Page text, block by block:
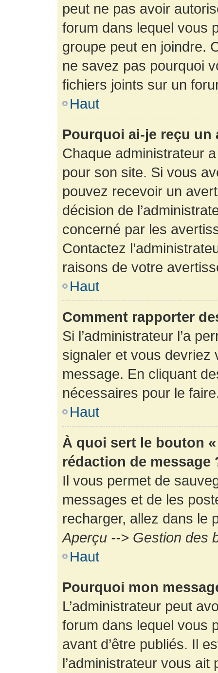
peut ne pas avoir
forum dans lequel vous
groupe peut en joindre.
ne savez pas pourquoi
fichiers joints sur un
Haut
Pourquoi ai-je reçu un
Chaque administrateur
pour son site. Si vous
pouvez recevoir un
décision de
concerné par les
Contactez
raisons de votre
Haut
Comment rapporter
Si l’administrateur l’a
signaler et vous devriez
message. En cliquant
nécessaires pour le
Haut
À quoi sert le bouton
rédaction de message
Il vous permet de
messages et de les
recharger, allez dans le
Aperçu --> Gestion des
Haut
Pourquoi mon
L’administrateur peut
forum dans lequel vous
avant d’être publiés. Il
l’administrateur vous